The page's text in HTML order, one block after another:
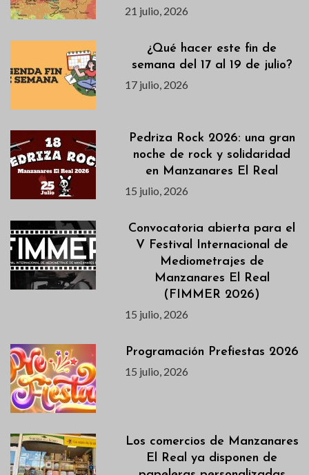
21 julio, 2026
¿Qué hacer este fin de
semana del 17 al 19 de julio?
17 julio, 2026
Pedriza Rock 2026: una gran
noche de rock y solidaridad
en Manzanares El Real
15 julio, 2026
Convocatoria abierta para el
V Festival Internacional de
Mediometrajes de
Manzanares El Real
(FIMMER 2026)
15 julio, 2026
Programación Prefiestas 2026
15 julio, 2026
Los comercios de Manzanares
El Real ya disponen de